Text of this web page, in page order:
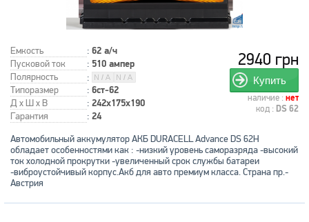
Емкость : 62 а/ч
Пусковой ток : 510 ампер
Полярность
:
Типоразмер
: 6ст-62
Д x Ш x В : 242x175x190
Гарантия : 24
2940 грн
Купить
наличие : нет
код : DS 62
Автомобильный аккумулятор АКБ DURACELL Advance DS 62H
обладает особенностями как : -низкий уровень саморазряда -высокий
ток холодной прокрутки -увеличенный срок службы батареи
-виброустойчивый корпус.Акб для авто премиум класса. Страна пр.-
Австрия